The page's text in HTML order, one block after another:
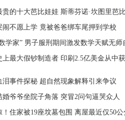
贵的十大芭比娃娃 斯蒂芬诺·坎图里芭
闹不愿上学 竟被爸爸绑车尾押到学校
学家” 男子服刑期间激发数学天赋无师
上最大假钞制造者 印刷2.5亿美金从中
泪事件探秘 超自然现象解释引来争议
婚爷爷坐院子角落 突冒2问句逼哭众人
！住家被19座坟墓包围 离屋最近仅50公